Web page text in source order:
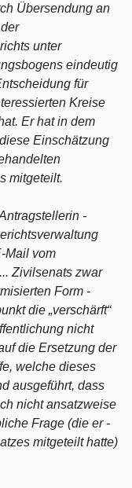
Übersendung an
unter
eindeutig
für
Kreise
Er hat in dem
Einschätzung
mitgeteilt.
-
Mail vom
Zivilsenats zwar
Form -
die „verschärft“
nicht
die Ersetzung der
welche dieses
ausgeführt, dass
nicht ansatzweise
Frage (die er -
mitgeteilt hatte)